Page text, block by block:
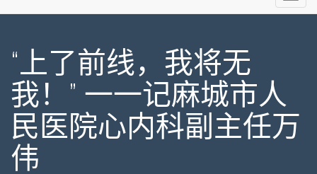
Menu
“上了前线，我将无
我！” 一一记麻城市人
民医院心内科副主任万
伟